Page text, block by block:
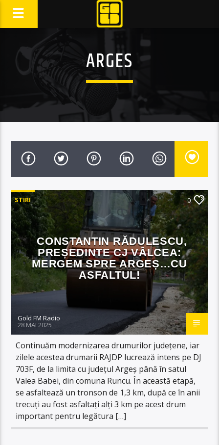
ARGES
STIRI 0
CONSTANTIN RĂDULESCU,
PREȘEDINTE CJ VÂLCEA:
MERGEM SPRE ARGEȘ…CU
ASFALTUL!
Gold FM Radio
28 MAI 2025
Continuăm modernizarea drumurilor județene, iar
zilele acestea drumarii RAJDP lucrează intens pe DJ
703F, de la limita cu județul Argeș până în satul
Valea Babei, din comuna Runcu. În această etapă,
se asfaltează un tronson de 1,3 km, după ce în anii
trecuți au fost asfaltați alți 3 km pe acest drum
important pentru legătura […]